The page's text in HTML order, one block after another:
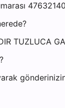
TUZLUCA